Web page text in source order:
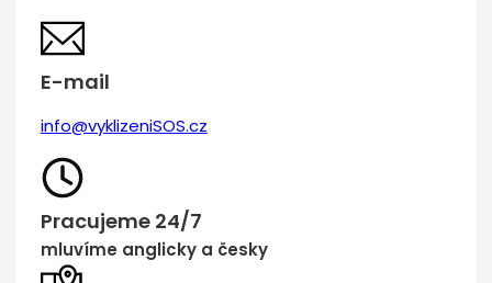
E-mail
info@vyklizeniSOS.cz
Pracujeme 24/7
mluvíme anglicky a česky